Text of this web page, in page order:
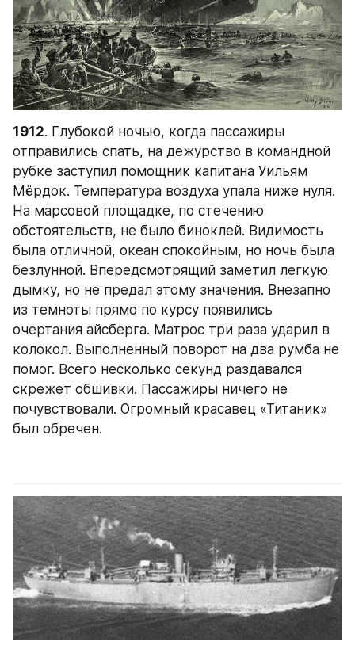
1912. Глубокой ночью, когда пассажиры
отправились спать, на дежурство в командной
рубке заступил помощник капитана Уильям
Мёрдок. Температура воздуха упала ниже нуля.
На марсовой площадке, по стечению
обстоятельств, не было биноклей. Видимость
была отличной, океан спокойным, но ночь была
безлунной. Впередсмотрящий заметил легкую
дымку, но не предал этому значения. Внезапно
из темноты прямо по курсу появились
очертания айсберга. Матрос три раза ударил в
колокол. Выполненный поворот на два румба не
помог. Всего несколько секунд раздавался
скрежет обшивки. Пассажиры ничего не
почувствовали. Огромный красавец «Титаник»
был обречен.